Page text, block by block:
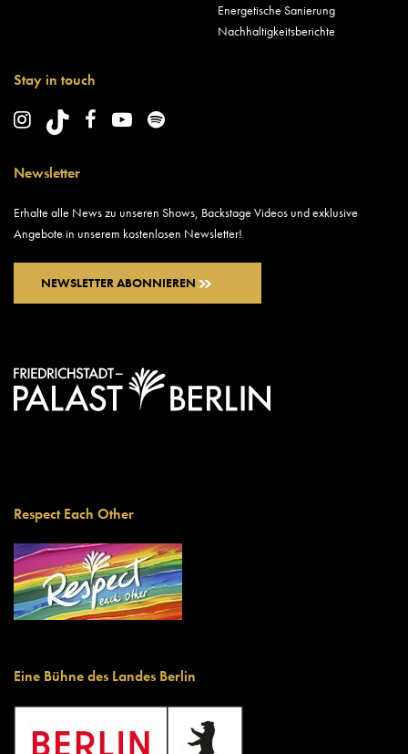
Energetische Sanierung
Nachhaltigkeitsberichte
Stay in touch
Newsletter
Erhalte alle News zu unseren Shows, Backstage Videos und exklusive
Angebote in unserem kostenlosen Newsletter!
NEWSLETTER ABONNIEREN
Respect Each Other
Eine Bühne des Landes Berlin